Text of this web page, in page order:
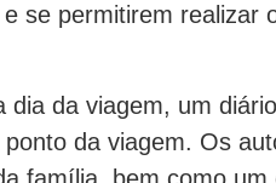
se permitirem realizar
dia da viagem, um
da viagem. Os